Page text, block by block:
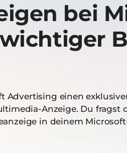
bei
Advertising einen
Anzeige. Du fragst
in deinem